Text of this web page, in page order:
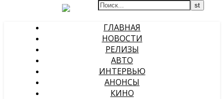
ГЛАВНАЯ
НОВОСТИ
РЕЛИЗЫ
АВТО
ИНТЕРВЬЮ
АНОНСЫ
КИНО